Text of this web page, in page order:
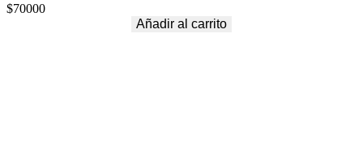
$70000
Añadir al carrito